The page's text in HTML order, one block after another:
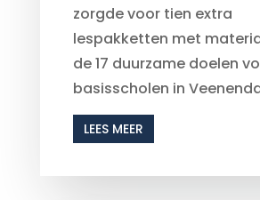
zorgde voor tien extra
lespakketten met
de 17 duurzame doelen
basisscholen in
LEES MEER